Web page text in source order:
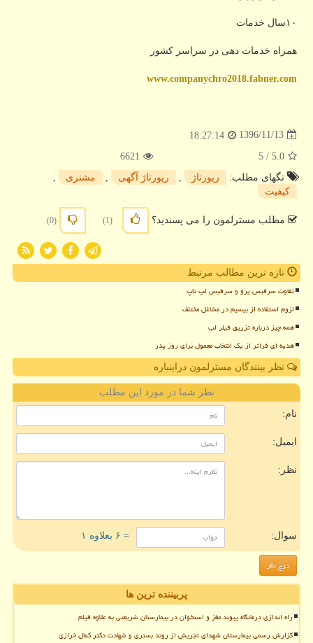
۱۰سال خدمات
همراه خدمات دهی در سراسر کشور
www.companychro2018.fabner.com
1396/11/13
18:27:14
5.0
/ 5
6621
تگهای مطلب:
رپورتاژ رپورتاژ آگهی مشتری
كیفیت
مطلب مسترلمون را می پسندید؟ (1)
(0)
تازه ترین مطالب مرتبط
تفاوت سرفیس پرو و سرفیس لپ تاپ
لزوم استفاده از بیسیم در مشاغل مختلف
همه چیز درباره تزریق فیلر لب
هدیه ای فراتر از یک انتخاب معمول برای روز پدر
نظر بینندگان مسترلمون دراینباره
نظر شما در مورد این مطلب
نام:
ایمیل:
نظر:
سوال: = ۶ بعلاوه ۱
پربیننده ترین ها
راه اندازی درمانگاه پیوند مغز و استخوان در بیمارستان شریعتی به علاوه فیلم
گزارش رسمی بیمارستان شهدای تجریش از روند بستری و شهادت دکتر کمال خرازی